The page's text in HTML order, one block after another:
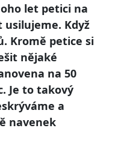
let petici na
Když
Kromě petice si
nějaké
na 50
Je to takový
a
navenek